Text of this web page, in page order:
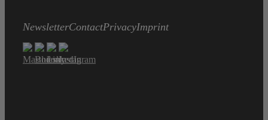
NewsletterContactPrivacyImprint